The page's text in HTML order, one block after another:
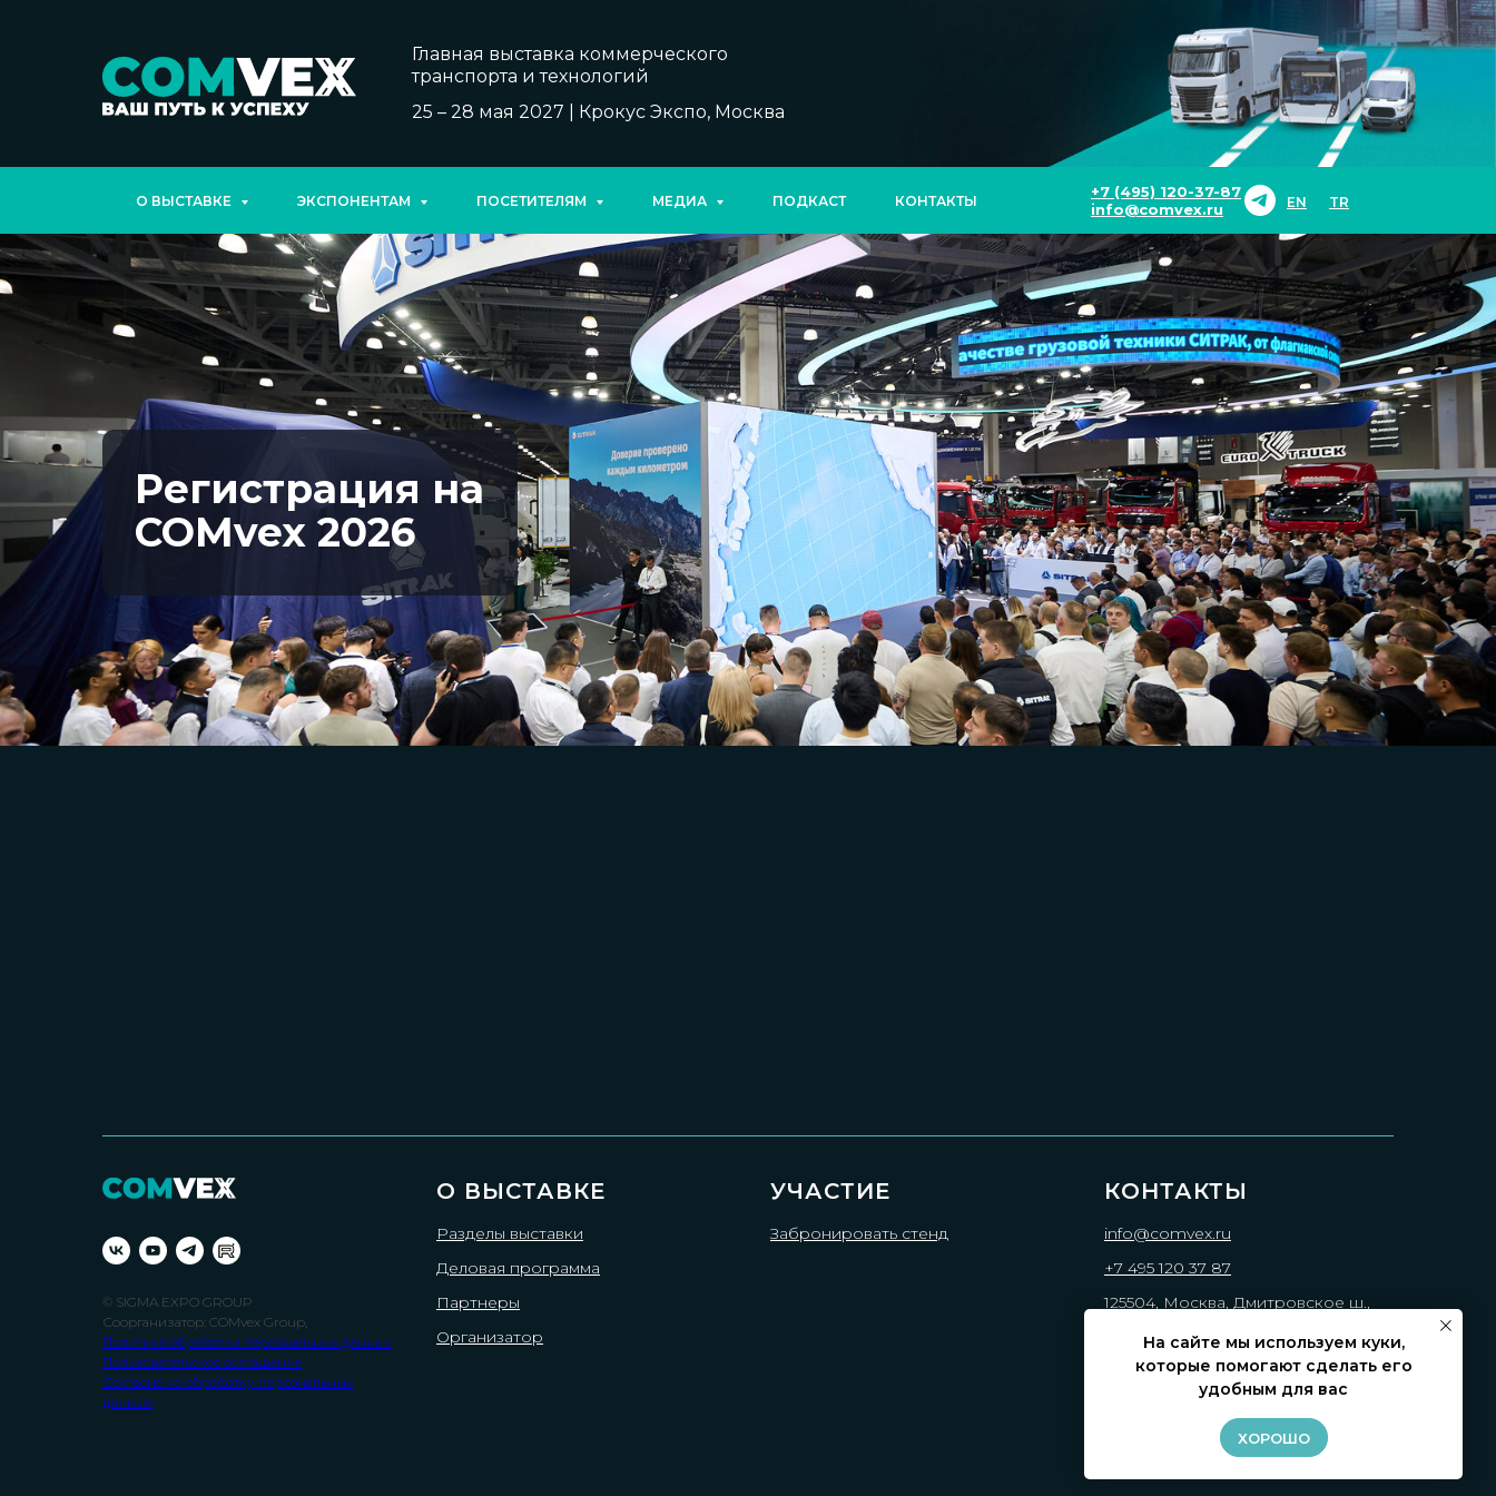
Главная выставка коммерческого
транспорта и технологий
25 – 28 мая 2027 | Крокус Экспо, Москва
О ВЫСТАВКЕ ЭКСПОНЕНТАМ ПОСЕТИТЕЛЯМ МЕДИА ПОДКАСТ КОНТАКТЫ
+7 (495) 120-37-87
info@comvex.ru
EN TR
Регистрация на
COMvex 2026
© SIGMA EXPO GROUP
Соорганизатор: COMvex Group,
Политика обработки персональных данных
Пользовательское соглашение
Согласие на обработку персональных
данных
О ВЫСТАВКЕ
Разделы выставки
Деловая программа
Партнеры
Организатор
УЧАСТИЕ
Забронировать стенд
КОНТАКТЫ
info@comvex.ru
+7 495 120 37 87
125504, Москва, Дмитровское ш.,
офис 605, а/я 11
На сайте мы используем куки,
которые помогают сделать его
удобным для вас
ХОРОШО